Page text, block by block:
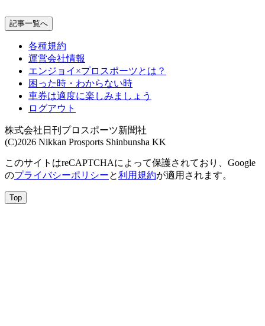
記事一覧へ
各種規約
運営会社情報
エンジョイ×プロスポーツとは？
困った時・わからない時
車券は適度に楽しみましょう
ログアウト
株式会社日刊プロスポーツ新聞社
(C)2026 Nikkan Prosports Shinbunsha KK
このサイトはreCAPTCHAによって保護されており、Google
のプライバシーポリシーと利用規約が適用されます。
Top